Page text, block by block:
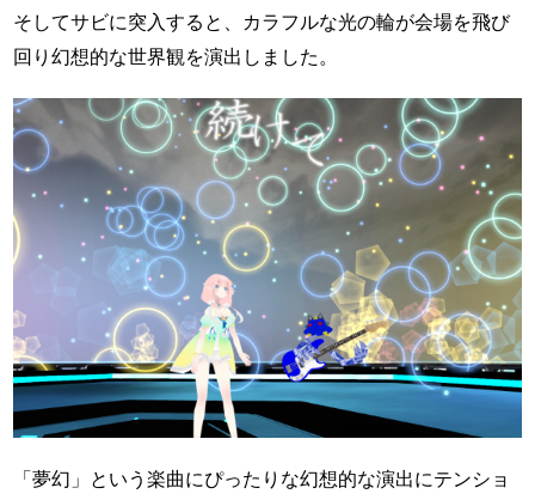
そしてサビに突入すると、カラフルな光の輪が会場を飛び
回り幻想的な世界観を演出しました。
「夢幻」という楽曲にぴったりな幻想的な演出にテンショ